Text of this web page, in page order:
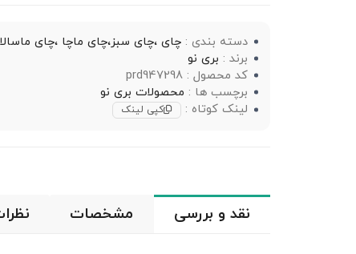
دسته بندی : چای ،چای سبز،چای ماچا ،چای ماسالا
برند : بری نو
کد محصول : prd947298
برچسب ها : محصولات بری نو
لینک کوتاه :
کپی لینک
نقد و بررسی مشخصات